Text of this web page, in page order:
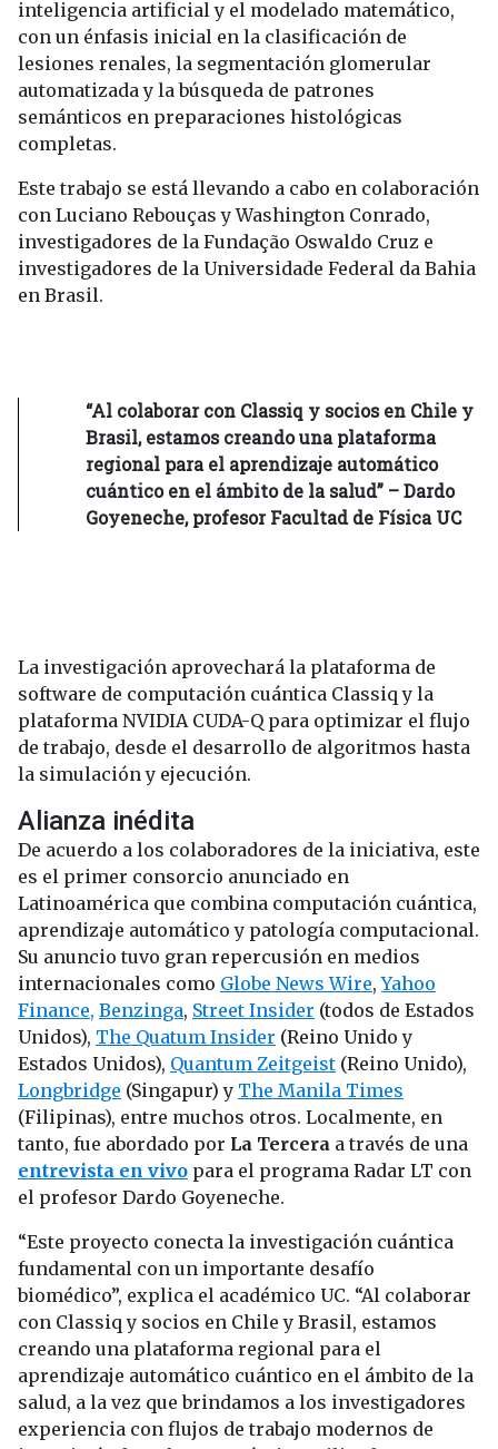
inteligencia artificial y el modelado matemático,
con un énfasis inicial en la clasificación de
lesiones renales, la segmentación glomerular
automatizada y la búsqueda de patrones
semánticos en preparaciones histológicas
completas.
Este trabajo se está llevando a cabo en colaboración
con Luciano Rebouças y Washington Conrado,
investigadores de la Fundação Oswaldo Cruz e
investigadores de la Universidade Federal da Bahia
en Brasil.
“Al colaborar con Classiq y socios en Chile y
Brasil, estamos creando una plataforma
regional para el aprendizaje automático
cuántico en el ámbito de la salud” – Dardo
Goyeneche, profesor Facultad de Física UC
La investigación aprovechará la plataforma de
software de computación cuántica Classiq y la
plataforma NVIDIA CUDA-Q para optimizar el flujo
de trabajo, desde el desarrollo de algoritmos hasta
la simulación y ejecución.
Alianza inédita
De acuerdo a los colaboradores de la iniciativa, este
es el primer consorcio anunciado en
Latinoamérica que combina computación cuántica,
aprendizaje automático y patología computacional.
Su anuncio tuvo gran repercusión en medios
internacionales como Globe News Wire,Yahoo
Finance, Benzinga, Street Insider (todos de Estados
Unidos), The Quatum Insider (Reino Unido y
Estados Unidos), Quantum Zeitgeist (Reino Unido),
Longbridge (Singapur) y The Manila Times
(Filipinas), entre muchos otros. Localmente, en
tanto, fue abordado por La Tercera a través de una
entrevista en vivo para el programa Radar LT con
el profesor Dardo Goyeneche.
“Este proyecto conecta la investigación cuántica
fundamental con un importante desafío
biomédico”, explica el académico UC. “Al colaborar
con Classiq y socios en Chile y Brasil, estamos
creando una plataforma regional para el
aprendizaje automático cuántico en el ámbito de la
salud, a la vez que brindamos a los investigadores
experiencia con flujos de trabajo modernos de